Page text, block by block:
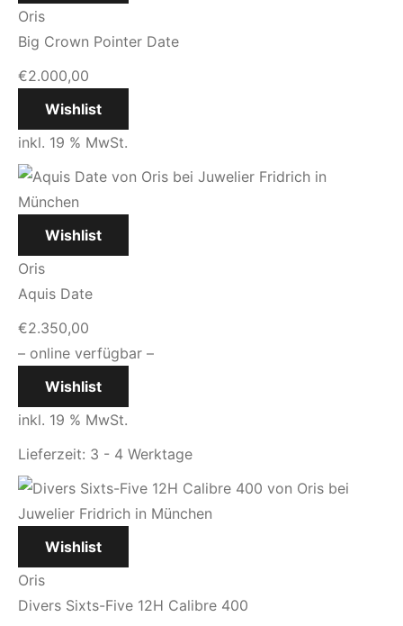
Oris
Big Crown Pointer Date
€2.000,00
Wishlist
inkl. 19 % MwSt.
Wishlist
Oris
Aquis Date
€2.350,00
– online verfügbar –
Wishlist
inkl. 19 % MwSt.
Lieferzeit: 3 - 4 Werktage
Wishlist
Oris
Divers Sixts-Five 12H Calibre 400